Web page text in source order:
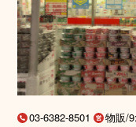
03-6382-8501
物販/